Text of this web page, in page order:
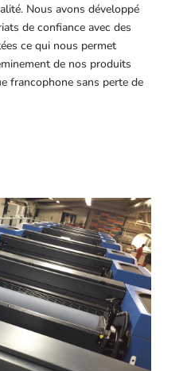
Nous avons développé
de confiance avec des
ce qui nous permet
de nos produits
francophone sans perte de